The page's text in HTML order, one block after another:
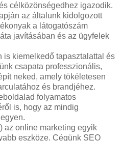
célközönségedhez igazodik.
az általunk kidolgozott
a látogatószám
javításában és az ügyfelek
is kiemelkedő tapasztalattal és
csapata professzionális,
neked, amely tökéletesen
és brandjéhez.
folyamatos
is, hogy az mindig
az online marketing egyik
eszköze. Cégünk SEO